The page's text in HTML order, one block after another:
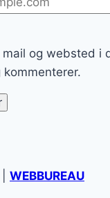
mail og websted i
WEBBUREAU